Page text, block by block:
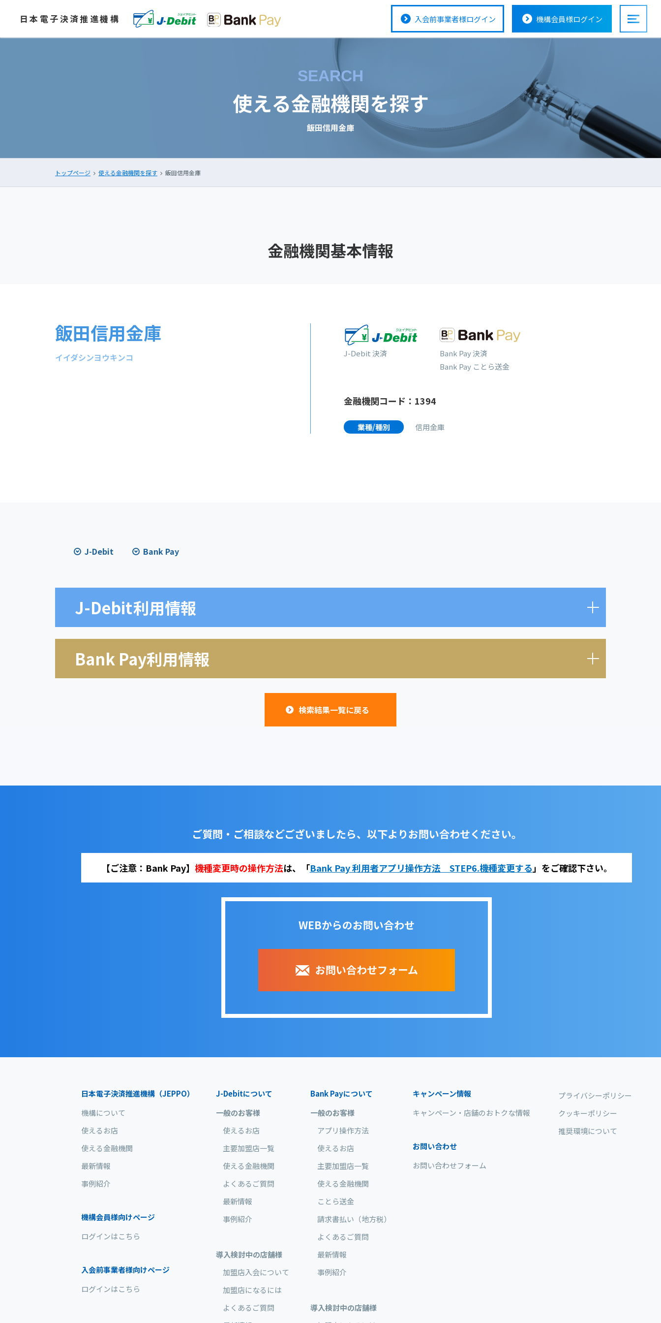
日本電子決済推進機構 入会前事業者様ログイン 機構会員様ログイン
SEARCH
使える金融機関を探す
飯田信用金庫
トップページ 使える金融機関を探す 飯田信用金庫
金融機関基本情報
飯田信用金庫
イイダシンヨウキンコ J-Debit 決済
Bank Pay 決済
Bank Pay ことら送金
金融機関コード：1394
業種/種別 信用金庫
J-Debit Bank Pay
J-Debit利用情報
Bank Pay利用情報
検索結果一覧に戻る
ご質問・ご相談などございましたら、 以下よりお問い合わせください。
【ご注意：Bank Pay】 機種変更時の操作方法は、 「Bank Pay 利用者アプリ操作方法 STEP6.機種変更する 」をご確認下さい。
WEBからのお問い合わせ
お問い合わせフォーム
日本電子決済推進機構（JEPPO）
機構について
使えるお店
使える金融機関
最新情報
事例紹介
機構会員様向けページ
ログインはこちら
入会前事業者様向けページ
ログインはこちら
J-Debitについて
一般のお客様
使えるお店
主要加盟店一覧
使える金融機関
よくあるご質問
最新情報
事例紹介
導入検討中の店舗様
加盟店入会について
加盟店になるには
よくあるご質問
Bank Payについて
一般のお客様
アプリ操作方法
使えるお店
主要加盟店一覧
使える金融機関
ことら送金
請求書払い（地方税）
よくあるご質問
最新情報
事例紹介
導入検討中の店舗様
キャンペーン情報
キャンペーン・店舗のおトクな情報
お問い合わせ
お問い合わせフォーム
プライバシーポリシー
クッキーポリシー
推奨環境について